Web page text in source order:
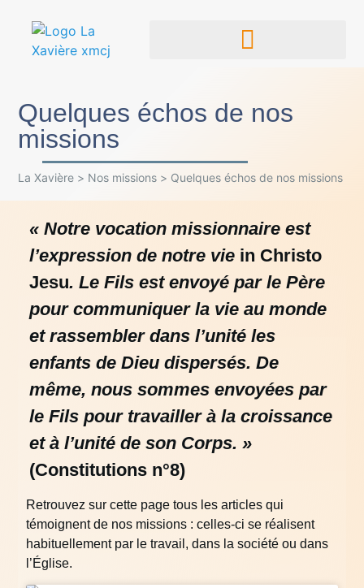
Quelques échos de nos
missions
La Xavière > Nos missions > Quelques échos de nos missions
« Notre vocation missionnaire est
l’expression de notre vie in Christo
Jesu. Le Fils est envoyé par le Père
pour communiquer la vie au monde
et rassembler dans l’unité les
enfants de Dieu dispersés. De
même, nous sommes envoyées par
le Fils pour travailler à la croissance
et à l’unité de son Corps. »
(Constitutions n°8)
Retrouvez sur cette page tous les articles qui
témoignent de nos missions : celles-ci se réalisent
habituellement par le travail, dans la société ou dans
l’Église.